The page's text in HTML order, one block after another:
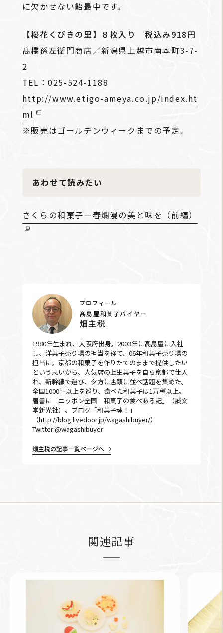
に欠かせない飴最中です。
【桜花くびきの里】８枚入り 税込み918円
髙橋孫左衛門商店／新潟県上越市南本町3-7-
2
TEL：025-524-1188
http://www.etigo-ameya.co.jp/index.ht
ml
※販売はゴールデンウィークまでの予定。
あわせて読みたい
さくらの和菓子―春爛漫の美と味を（前編）
プロフィール
髙島屋和菓子バイヤー
畑主税
1980年生まれ、大阪府出身。2003年に髙島屋に入社
し、洋菓子売り場の担当を経て、06年和菓子売り場の
担当に。京都の和菓子を作りたてのままで提供したい
という思いから、人気店の上生菓子を自ら京都で仕入
れ、新幹線で運び、夕方に店頭に並べ話題を集めた。
全国1000軒以上を巡り、食べた和菓子は1万種以上。
著書に「ニッポン全国 和菓子の食べある記」（誠文
堂新光社）。ブログ「和菓子魂！」
（http://blog.livedoor.jp/wagashibuyer/）
Twitter:@wagashibuyer
畑主税の記事一覧ページへ
関連記事